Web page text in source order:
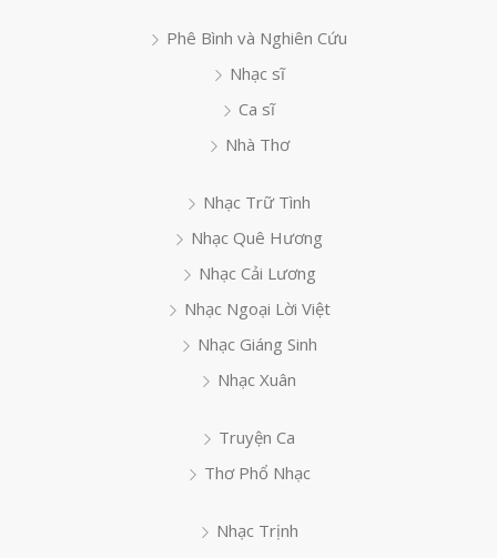
Phê Bình và Nghiên Cứu
Nhạc sĩ
Ca sĩ
Nhà Thơ
Nhạc Trữ Tình
Nhạc Quê Hương
Nhạc Cải Lương
Nhạc Ngoại Lời Việt
Nhạc Giáng Sinh
Nhạc Xuân
Truyện Ca
Thơ Phổ Nhạc
Nhạc Trịnh